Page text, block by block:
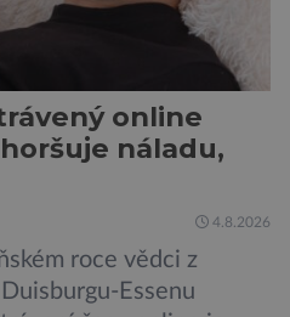
online
náladu,
4.8.2026
roce vědci z
Essenu